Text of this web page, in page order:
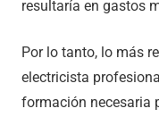
resultaría en gastos
Por lo tanto, lo más
electricista
formación necesaria